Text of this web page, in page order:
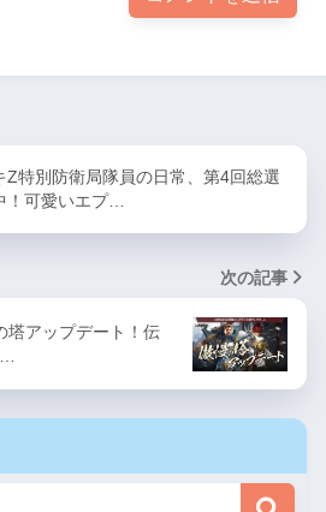
Z特別防衛局隊員の日常、第4回総選
！可愛いエプ…
次の記事
塔アップデート！伝
…